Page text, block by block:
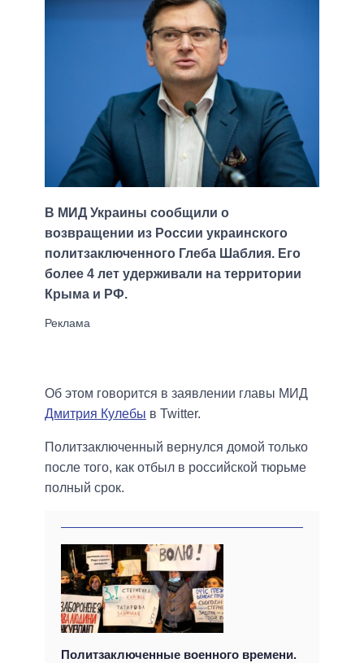
В МИД Украины сообщили о
возвращении из России украинского
политзаключенного Глеба Шаблия. Его
более 4 лет удерживали на территории
Крыма и РФ.
Об этом говорится в заявлении главы МИД
Дмитрия Кулебы в Twitter.
Политзаключенный вернулся домой только
после того, как отбыл в российской тюрьме
полный срок.
Политзаключенные военного времени.